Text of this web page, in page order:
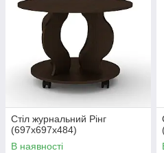
Стіл журнальний Рінг
(697х697х484)
В наявності